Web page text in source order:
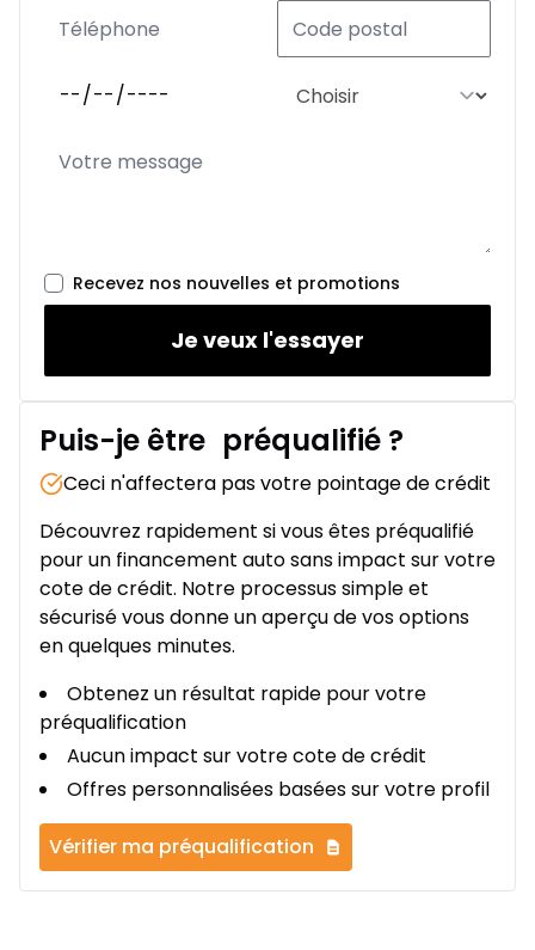
Recevez nos nouvelles et promotions
Je veux l'essayer
Puis-je être préqualifié ?
Ceci n'affectera pas votre pointage de crédit
Découvrez rapidement si vous êtes préqualifié
pour un financement auto sans impact sur votre
cote de crédit. Notre processus simple et
sécurisé vous donne un aperçu de vos options
en quelques minutes.
Obtenez un résultat rapide pour votre
préqualification
Aucun impact sur votre cote de crédit
Offres personnalisées basées sur votre profil
Vérifier ma préqualification